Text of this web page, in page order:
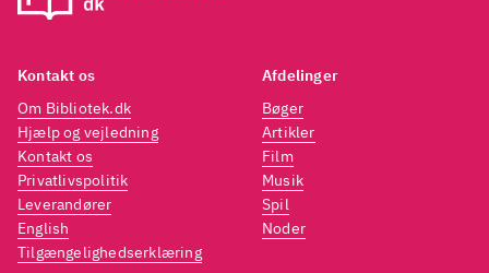
Kontakt os
Om Bibliotek.dk
Hjælp og vejledning
Kontakt os
Privatlivspolitik
Leverandører
English
Tilgængelighedserklæring
Afdelinger
Bøger
Artikler
Film
Musik
Spil
Noder